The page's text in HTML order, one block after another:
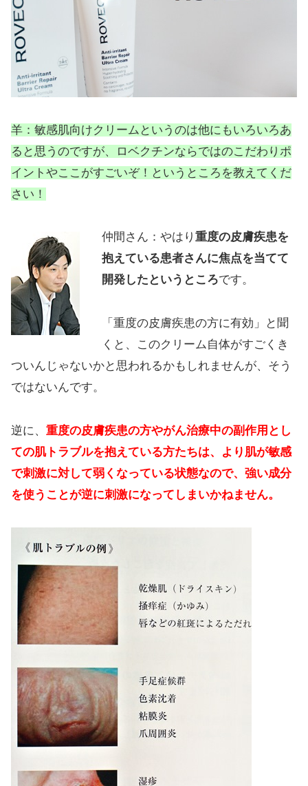
羊：敏感肌向けクリームというのは他にもいろいろあ
ると思うのですが、ロベクチンならではのこだわりポ
イントやここがすごいぞ！というところを教えてくだ
さい！
仲間さん：やはり 重度の皮膚疾患を
抱えている患者さんに焦点を当てて
開発したというところです。
「重度の皮膚疾患の方に有効」と聞
くと、このクリーム自体がすごくき
ついんじゃないかと思われるかもしれませんが、そう
ではないんです。
逆に、 重度の皮膚疾患の方やがん治療中の副作用とし
ての肌トラブルを抱えている方たちは、より肌が敏感
で刺激に対して弱くなっている状態なので、強い成分
を使うことが逆に刺激になってしまいかねません。